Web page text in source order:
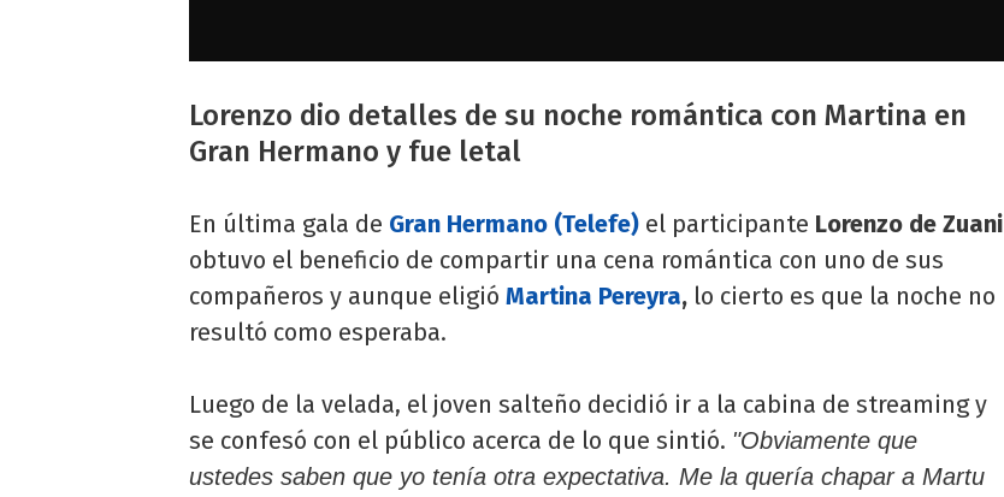
Lorenzo dio detalles de su noche romántica con Martina en
Gran Hermano y fue letal
En última gala de Gran Hermano (Telefe) el participante Lorenzo de Zuani
obtuvo el beneficio de compartir una cena romántica con uno de sus
compañeros y aunque eligió Martina Pereyra, lo cierto es que la noche no
resultó como esperaba.
Luego de la velada, el joven salteño decidió ir a la cabina de streaming y
se confesó con el público acerca de lo que sintió. "Obviamente que
ustedes saben que yo tenía otra expectativa. Me la quería chapar a Martu